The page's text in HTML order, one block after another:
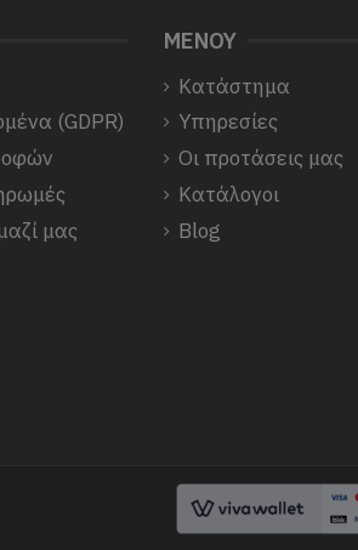
(GDPR)
μας
ΜΕΝΟΥ
Κατάστημα
Υπηρεσίες
Οι προτάσεις μας
Κατάλογοι
Blog